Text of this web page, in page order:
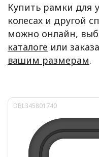
Купить рамки для
колесах и другой
можно онлайн,
каталоге или
вашим размерам.
DBL345801740